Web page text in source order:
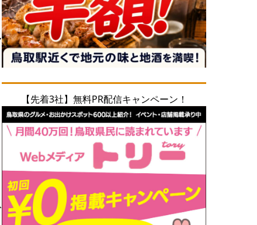
【先着3社】無料PR配信キャンペーン！